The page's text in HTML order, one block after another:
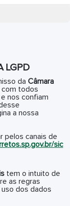
LGPD
da Câmara
com todos
nos confiam
a nossa
pelos canais de
sic
tem o intuito de
as regras
dos dados